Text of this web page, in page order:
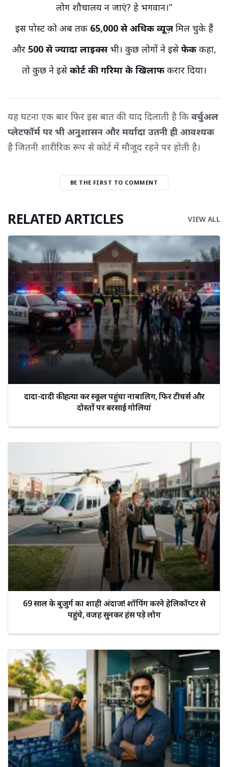
लोग शौचालय न जाएं? हे भगवान।”
इस पोस्ट को अब तक 65,000 से अधिक व्यूज़मिल चुके हैं
और 500 से ज्यादा लाइक्सभी। कुछ लोगों ने इसे फेककहा,
तो कुछ ने इसेकोर्ट की गरिमा के खिलाफकरार दिया।
यह घटना एक बार फिर इस बात की याद दिलाती है कि वर्चुअल
प्लेटफॉर्म पर भी अनुशासन और मर्यादा उतनी ही आवश्यक
है जितनी शारीरिक रूप से कोर्ट में मौजूद रहने पर होती है।
BE THE FIRST TO COMMENT
RELATED ARTICLES VIEW ALL
दादा-दादी की हत्या कर स्कूल पहुंचा नाबालिग, फिर टीचर्स और
दोस्तों पर बरसाई गोलियां
69 साल के बुजुर्ग का शाही अंदाज! शॉपिंग करने हेलिकॉप्टर से
पहुंचे, वजह सुनकर हंस पड़े लोग